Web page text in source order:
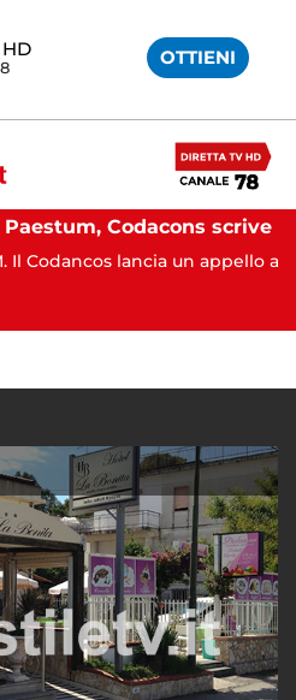
OTTIENI
Paestum, Codacons scrive al ministro Giuli: "Rilanciare scavi dell'Anfiteatro nell'area archeologica"
Codancos lancia un appello al